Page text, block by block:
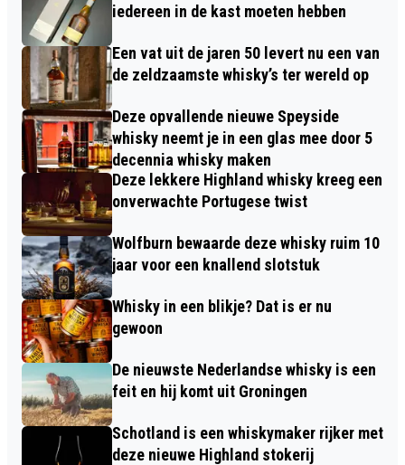
iedereen in de kast moeten hebben
Een vat uit de jaren 50 levert nu een van
de zeldzaamste whisky’s ter wereld op
Deze opvallende nieuwe Speyside
whisky neemt je in een glas mee door 5
decennia whisky maken
Deze lekkere Highland whisky kreeg een
onverwachte Portugese twist
Wolfburn bewaarde deze whisky ruim 10
jaar voor een knallend slotstuk
Whisky in een blikje? Dat is er nu
gewoon
De nieuwste Nederlandse whisky is een
feit en hij komt uit Groningen
Schotland is een whiskymaker rijker met
deze nieuwe Highland stokerij